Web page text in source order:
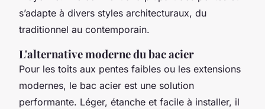
s’adapte à divers styles architecturaux, du
traditionnel au contemporain.
L'alternative moderne du bac acier
Pour les toits aux pentes faibles ou les extensions
modernes, le bac acier est une solution
performante. Léger, étanche et facile à installer, il